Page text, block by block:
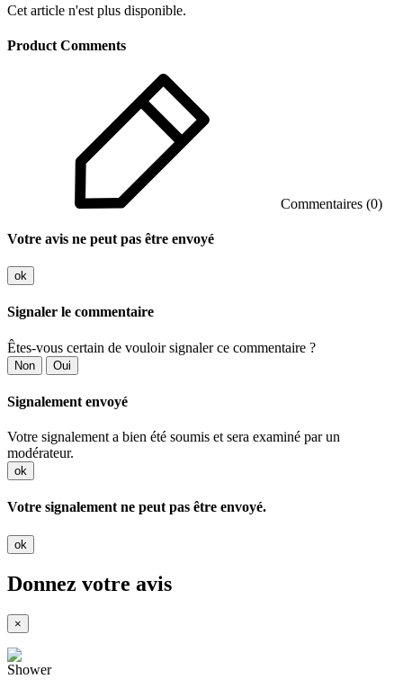
Cet article n'est plus disponible.
Product Comments
Commentaires (0)
Votre avis ne peut pas être envoyé
ok
Signaler le commentaire
Êtes-vous certain de vouloir signaler ce commentaire ?
Non Oui
Signalement envoyé
Votre signalement a bien été soumis et sera examiné par un
modérateur.
ok
Votre signalement ne peut pas être envoyé.
ok
Donnez votre avis
×